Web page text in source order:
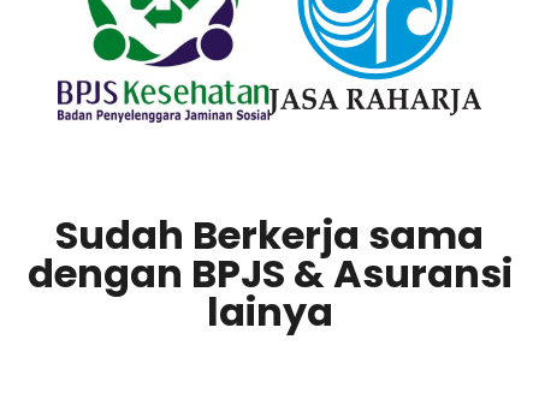
Sudah Berkerja sama
dengan BPJS & Asuransi
lainya